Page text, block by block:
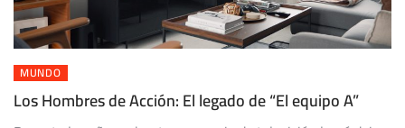
MUNDO
Los Hombres de Acción: El legado de “El equipo A”